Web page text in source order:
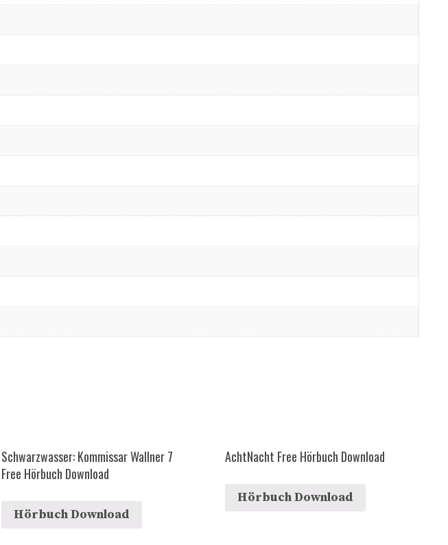
Schwarzwasser: Kommissar Wallner 7
Free Hörbuch Download
Hörbuch Download
AchtNacht Free Hörbuch Download
Hörbuch Download